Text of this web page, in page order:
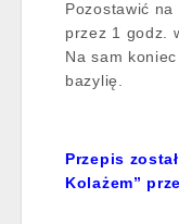
Pozostawić
przez 1 godz.
Na sam
bazylię.
Przepis
Kolażem”